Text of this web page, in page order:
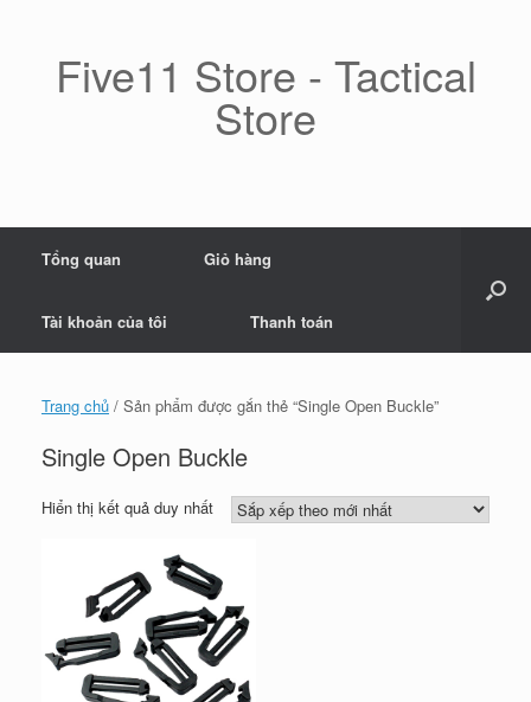
Five11 Store - Tactical
Store
Tổng quan Giỏ hàng
Tài khoản của tôi Thanh toán
Trang chủ / Sản phẩm được gắn thẻ “Single Open Buckle”
Single Open Buckle
Hiển thị kết quả duy nhất